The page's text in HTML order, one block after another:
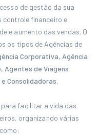
de gestão da sua
controle financeiro e
e aumento das vendas. O
os tipos de Agências de
Corporativa, Agência
Agentes de Viagens
Consolidadoras.
facilitar a vida das
organizando várias